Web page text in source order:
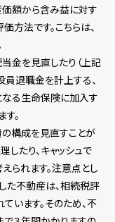
額から含み益に対す
法です。こちらは、
金を見直したり（上記
員退職金を計上する、
る生命保険に加入す
。
構成を見直すことが
たり、キャッシュで
られます。注意点とし
た不動産は、相続税評
います。そのため、不